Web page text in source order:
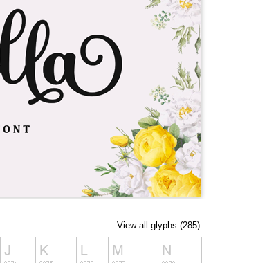
View all glyphs (285)